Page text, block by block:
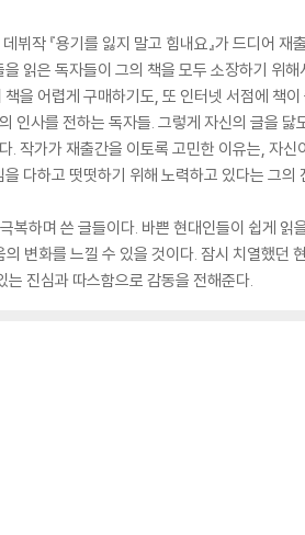
작 『용기를 잃지 말고 힘내요』가 드디어
읽은 독자들이 그의 책을 모두 소장하기 위
을 어렵게 구매하기도, 또 인터넷 서점에 책
인사를 전하는 독자들. 그렇게 자신의 글을
작가가 재출간을 이토록 고민한 이유는, 자
다하고 떳떳하기 위해 노력하고 있다는 그의
복하며 쓴 글들이다. 바쁜 현대인들이 쉽게
변화를 느낄 수 있을 것이다. 잠시 치열했던
진심과 따스함으로 감동을 전해준다.